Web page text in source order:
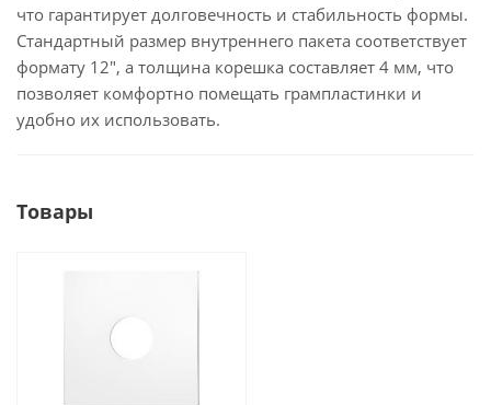
что гарантирует долговечность и стабильность формы.
Стандартный размер внутреннего пакета соответствует
формату 12", а толщина корешка составляет 4 мм, что
позволяет комфортно помещать грампластинки и
удобно их использовать.
Товары